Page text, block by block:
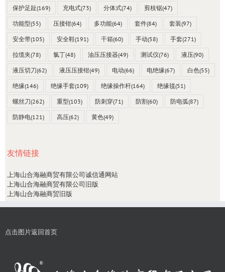
保护足趾(169) 充电式(73) 分体式(74) 剪枝锯(47)
功能型(55) 压接钳(64) 多功能(64) 套件(84) 套装(97)
安全带(105) 安全鞋(191) 干箱(60) 手动(58) 手套(271)
拉缆夹(78) 氯丁(48) 油压压接器(49) 测试仪(76) 液压(90)
液压切刀(62) 液压压接钳(49) 电动(66) 电绝缘(67) 白色(55)
绝缘(146) 绝缘手套(109) 绝缘操作杆(164) 绝缘毯(51)
螺丝刀(262) 重型(103) 防刺穿(71) 防割(60) 防电弧(87)
防静电(121) 高压(62) 黄色(49)
友情链接
上海山合海融商贸有限公司诚信通网站
上海山合海融商贸有限公司旧版
上海山合海融商贸旧版
点击图片返回首页